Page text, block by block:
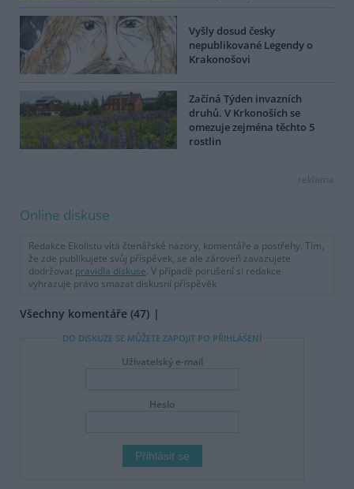
Vyšly dosud česky
nepublikované Legendy o
Krakonošovi
Začíná Týden invazních
druhů. V Krkonoších se
omezuje zejména těchto 5
rostlin
reklama
Online diskuse
Redakce Ekolistu vítá čtenářské názory, komentáře a postřehy. Tím,
že zde publikujete svůj příspěvek, se ale zároveň zavazujete
dodržovat pravidla diskuse. V případě porušení si redakce
vyhrazuje právo smazat diskusní příspěvěk
Všechny komentáře (47)
DO DISKUZE SE MŮŽETE ZAPOJIT PO PŘIHLÁŠENÍ
Uživatelský e-mail
Heslo